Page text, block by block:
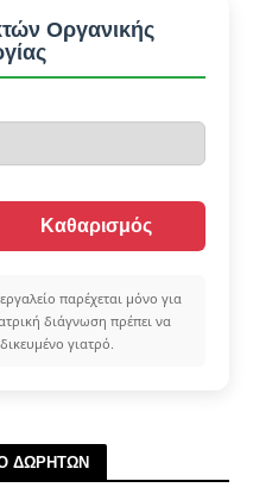
Οργανικής
Καθαρισμός
παρέχεται μόνο για
διάγνωση πρέπει να
γιατρό.
ΔΩΡΗΤΩΝ